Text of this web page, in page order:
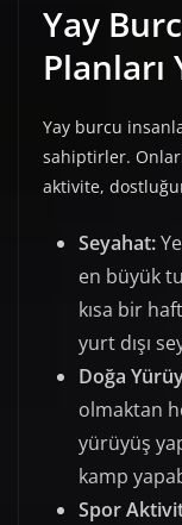
Yay
Planları
Yay burcu
sahiptirler.
aktivite,
Seyahat:
en büyük
kısa bir
yurt dışı
Doğa
olmaktan
yürüyüş
kamp
Spor